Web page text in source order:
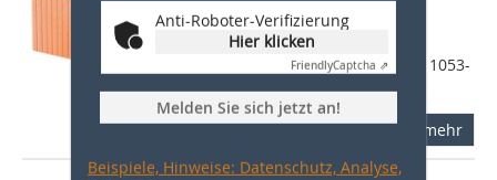
Anti-Roboter-Verifizierung
Hier klicken
FriendlyCaptcha ⇗
Melden Sie sich jetzt an!
Beispiele, Hinweise: Datenschutz, Analyse,
Fassadendämmung: Poroton-WDF ist
faktisch gesehen ein zweischaliges
Mauerwerk mit Putzschicht (nach DIN 1053-
1:1996-11...
mehr